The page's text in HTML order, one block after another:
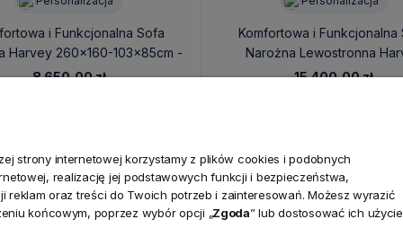
i Funkcjonalna Sofa
Harvey 260x160-103x85cm -
Personalizacja
8 650,00 zł
Komfortowa i Funkcjonalna
Narożna Lewostronna
260x380x160x83cm -
15 400,00 zł
strony internetowej korzystamy z plików cookies i podobnych
realizację jej podstawowych funkcji i bezpieczeństwa,
oraz treści do Twoich potrzeb i zainteresowań. Możesz wyrazić
końcowym, poprzez wybór opcji „Zgoda” lub dostosować ich użycie